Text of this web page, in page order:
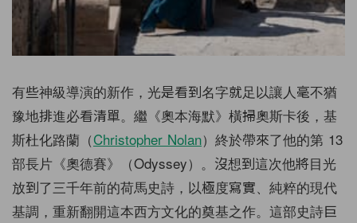
有些神級導演的新作，光是看到名字就足以讓人毫不猶
豫地排進必看清單。繼《奧本海默》橫掃奧斯卡後，基
斯杜化路蘭（Christopher Nolan）終於帶來了他的第 13
部長片《奧德賽》（Odyssey）。沒想到這次他將目光
放到了三千年前的荷馬史詩，以極度寫實、純粹的現代
基調，重新翻開這本西方文化的奠基之作。這部史詩巨